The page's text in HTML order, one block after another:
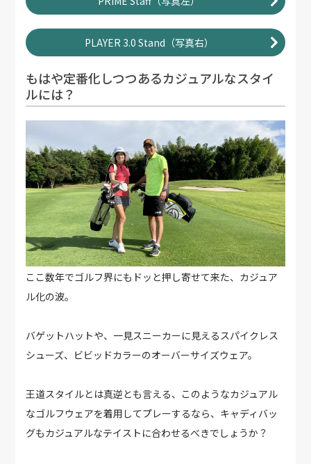
PLAYER 3.0 Stand（写真右）
もはや定番化しつつあるカジュアルなスタイ
ルには？
ここ数年でゴルフ界にもドッと押し寄せて来た、カジュア
ル化の波。
バゲットハットや、一見スニーカーに見えるスパイクレス
シューズ、ビビッドカラーのオーバーサイズウェア。
王道スタイルとは真逆とも言える、このようなカジュアル
なゴルフウェアを着用してプレーするなら、キャディバッ
グもカジュアルなテイストに合わせるべきでしょうか？